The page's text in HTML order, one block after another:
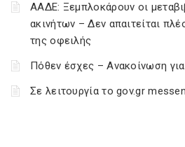
ΑΑΔΕ: Ξεμπλοκάρουν οι
ακινήτων – Δεν απαιτείται
της οφειλής
Πόθεν έσχες – Ανακοίνωση
Σε λειτουργία το gov.gr